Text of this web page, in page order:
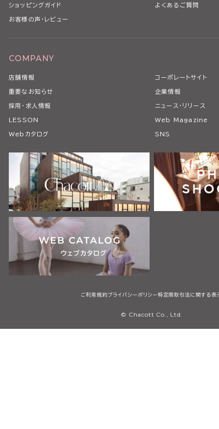
ショッピングガイド よくあるご質問
お客様の声・レビュー
COMPANY
店舗情報 コーポレートサイト
重要なお知らせ 企業情報
採用・求人情報 ニュース・リリース
LESSON Web Magazine
Webカタログ SNS
ご利用規約プライバシーポリシー特定商取引法に関する表
© Chacott Co., Ltd.